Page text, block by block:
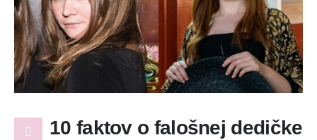
10 faktov o falošnej dedičke